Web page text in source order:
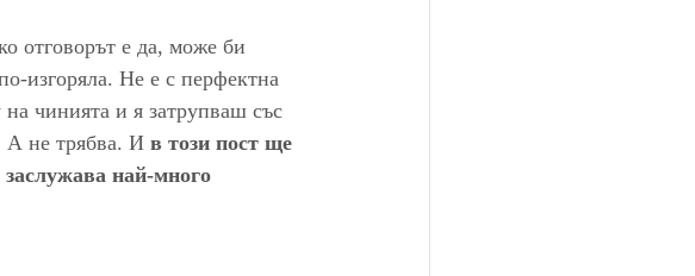
отговорът е да, може би
изгоряла. Не е с перфектна
чинията и я затрупваш със
А не трябва. И в този пост ще
най-много